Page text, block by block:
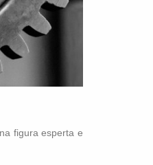
fi­gu­ra esper­ta e